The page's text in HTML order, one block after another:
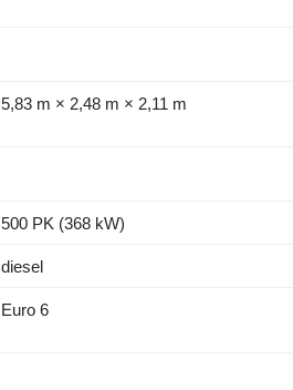
5,83 m × 2,48 m × 2,11 m
500 PK (368 kW)
diesel
Euro 6